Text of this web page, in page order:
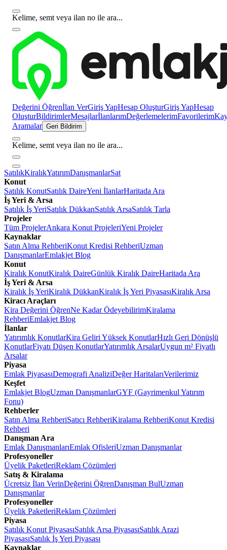
Kelime, semt veya ilan no ile ara...
Değerini Öğrenİlan VerGiriş YapHesap OluşturGiriş YapHesap
OluşturBildirimlerMesajlarİlanlarımDeğerlemelerimFavorilerim
Aramalar Geri Bildirim
Kelime, semt veya ilan no ile ara...
SatılıkKiralıkYatırımDanışmanlarSat
Konut
Satılık KonutSatılık DaireYeni İlanlarHaritada Ara
İş Yeri & Arsa
Satılık İş YeriSatılık DükkanSatılık ArsaSatılık Tarla
Projeler
Tüm ProjelerAnkara Konut ProjeleriYeni Projeler
Kaynaklar
Satın Alma RehberiKonut Kredisi RehberiUzman
DanışmanlarEmlakjet Blog
Konut
Kiralık KonutKiralık DaireGünlük Kiralık DaireHaritada Ara
İş Yeri & Arsa
Kiralık İş YeriKiralık DükkanKiralık İş Yeri PiyasasıKiralık Arsa
Kiracı Araçları
Kira Değerini ÖğrenNe Kadar ÖdeyebilirimKiralama
RehberiEmlakjet Blog
İlanlar
Yatırımlık KonutlarKira Geliri Yüksek KonutlarHızlı Geri Dönüşlü
KonutlarFiyatı Düşen KonutlarYatırımlık ArsalarUygun m² Fiyatlı
Arsalar
Piyasa
Emlak PiyasasıDemografi AnaliziDeğer HaritalarıVerilerimiz
Keşfet
Emlakjet BlogUzman DanışmanlarGYF (Gayrimenkul Yatırım
Fonu)
Rehberler
Satın Alma RehberiSatıcı RehberiKiralama RehberiKonut Kredisi
Rehberi
Danışman Ara
Emlak DanışmanlarıEmlak OfisleriUzman Danışmanlar
Profesyoneller
Üyelik PaketleriReklam Çözümleri
Satış & Kiralama
Ücretsiz İlan VerinDeğerini ÖğrenDanışman BulUzman
Danışmanlar
Profesyoneller
Üyelik PaketleriReklam Çözümleri
Piyasa
Satılık Konut PiyasasıSatılık Arsa PiyasasıSatılık Arazi
PiyasasıSatılık İş Yeri Piyasası
Kaynaklar